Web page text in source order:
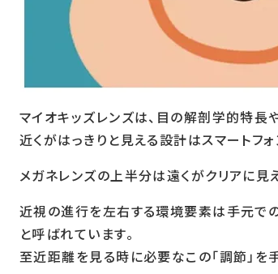
マイオキッズレンズは、目の解剖学的特長
近くがはっきりと見える設計はスマートフ
メガネレンズの上半分は遠くがクリアに見
近視の進行を左右する環境要素は手元での
と呼ばれています。
至近距離を見る時に必要なこの「調節」を